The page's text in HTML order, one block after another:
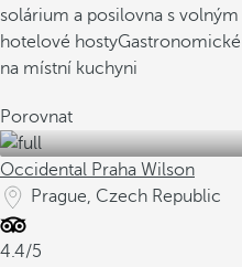
solárium a posilovna s
hotelové hosty
na místní kuchyni
Porovnat
Occidental Praha Wilson
Prague, Czech Republic
4.4/5